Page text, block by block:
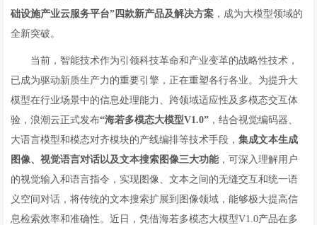
础设施产业云服务平台”四款新产品及解决方案 ，成为大模型领域的
全新突破。
当前，智能技术作为引领科技革命和产业变革的战略性技术，
已成为驱动新质生产力的重要引擎，正在重塑各行各业。为提升大
模型在行业场景中的信息处理能力、跨领域适应性及多模态交互体
验，浪潮云正式发布“海若多模态大模型V1.0” ，结合视觉编码器、
大语言模型和模态对齐模块的产线编排等技术手段，集成文本生成
图像、视觉语言对话以及文本搜索图像三大功能，可深入理解用户
的视觉输入和语言指令，实现图像、文本之间的无缝交互和统一语
义空间对话，将传统的文本搜索扩展到图像领域，能够极大提高信
息检索效率和准确性。近日，凭借海若多模态大模型V1.0产品在多